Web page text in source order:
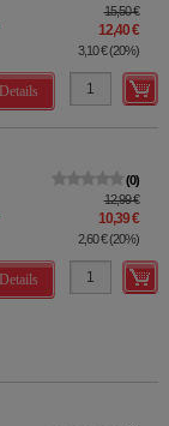
15,50 €
12,40 €
3,10 €(20%)
Details
0
12,99 €
10,39 €
2,60 €(20%)
Details